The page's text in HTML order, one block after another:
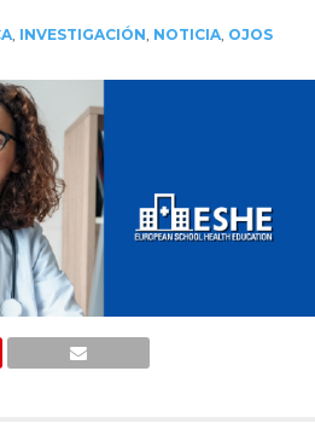
, INVESTIGACIÓN, NOTICIA, OJOS